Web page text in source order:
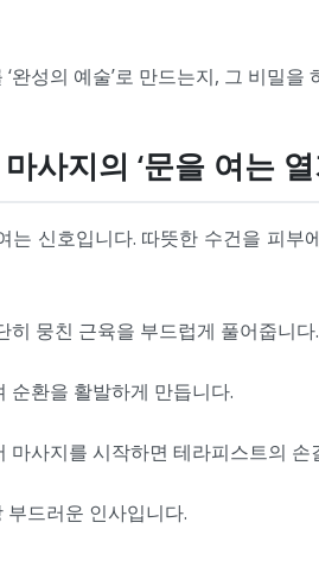
완성의 예술’로 만드는지, 그 비밀을
사지의 ‘문을 여는 열
신호입니다. 따뜻한 수건을 피
히 뭉친 근육을 부드럽게 풀어줍니다.
순환을 활발하게 만듭니다.
마사지를 시작하면 테라피스트의
드러운 인사입니다.